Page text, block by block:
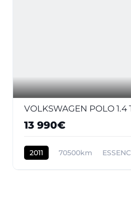
13 990€
2011 70500km